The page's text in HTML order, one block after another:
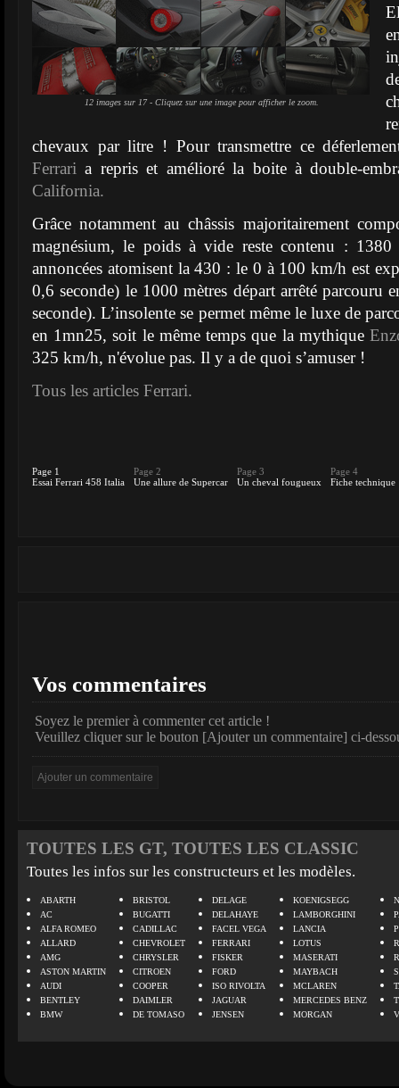
12 images sur 17 - Cliquez sur une image pour afficher le zoom.
chevaux par litre ! Pour transmettre ce
Ferrari a repris et amélioré la boite à double-
California.
Grâce notamment au châssis majoritairement
magnésium, le poids à vide reste contenu : 1380
annoncées atomisent la 430 : le 0 à 100 km/h est
0,6 seconde) le 1000 mètres départ arrêté parcouru
seconde). L’insolente se permet même le luxe de
en 1mn25, soit le même temps que la mythique
325 km/h, n'évolue pas. Il y a de quoi s’amuser !
Tous les articles Ferrari.
Page 1
Essai Ferrari 458 Italia
Page 2
Une allure de Supercar
Page 3
Un cheval fougueux
Page 4
Fiche technique
Vos commentaires
Soyez le premier à commenter cet article !
Veuillez cliquer sur le bouton [Ajouter un commentaire] ci-
TOUTES LES GT, TOUTES LES CLASSIC
Toutes les infos sur les constructeurs et les modèles.
ABARTH
AC
ALFA ROMEO
ALLARD
AMG
ASTON MARTIN
AUDI
BENTLEY
BMW
BRISTOL
BUGATTI
CADILLAC
CHEVROLET
CHRYSLER
CITROEN
COOPER
DAIMLER
DE TOMASO
DELAGE
DELAHAYE
FACEL VEGA
FERRARI
FISKER
FORD
ISO RIVOLTA
JAGUAR
JENSEN
KOENIGSEGG
LAMBORGHINI
LANCIA
LOTUS
MASERATI
MAYBACH
MCLAREN
MERCEDES BENZ
MORGAN